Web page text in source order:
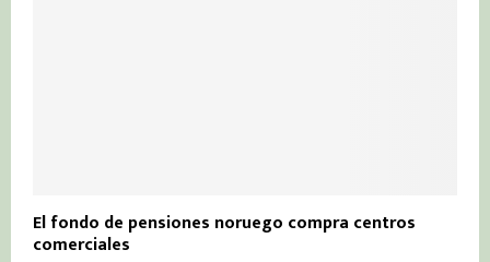
El fondo de pensiones noruego compra centros
comerciales